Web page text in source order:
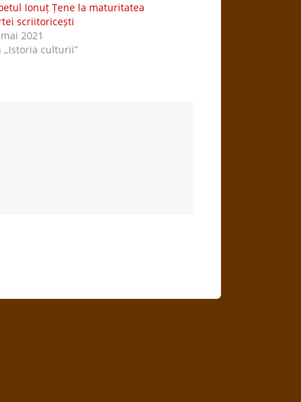
Ionuț Țene la maturitatea
scriitoricești
2021
„Istoria culturii”